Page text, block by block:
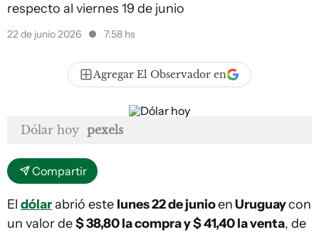
respecto al viernes 19 de junio
22 de junio 2026 7:58 hs
Agregar El Observador en
Dólar hoy pexels
Compartir
El dólarabrió este lunes 22 de junioenUruguaycon
un valor de$ 38,80 la compra y $ 41,40la venta, de